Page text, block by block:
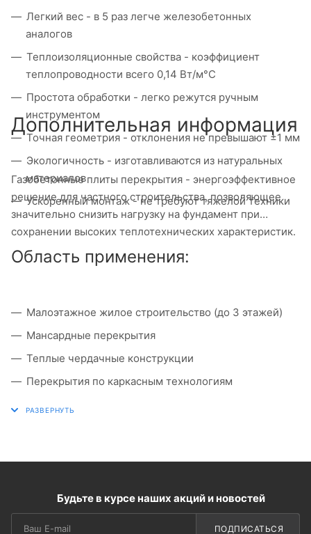
Легкий вес - в 5 раз легче железобетонных
аналогов
Теплоизоляционные свойства - коэффициент
теплопроводности всего 0,14 Вт/м°C
Простота обработки - легко режутся ручным
инструментом
Точная геометрия - отклонения не превышают ±1 мм
Экологичность - изготавливаются из натуральных
материалов
Ускоренный монтаж - не требуют тяжелой техники
Дополнительная информация
Газобетонные плиты перекрытия - энергоэффективное
решение для частного строительства, позволяющее
значительно снизить нагрузку на фундамент при
сохранении высоких теплотехнических характеристик.
Область применения:
Малоэтажное жилое строительство (до 3 этажей)
Мансардные перекрытия
Теплые чердачные конструкции
Перекрытия по каркасным технологиям
Реконструкция старых зданий
Будьте в курсе наших акций и новостей
ПОДПИСАТЬСЯ